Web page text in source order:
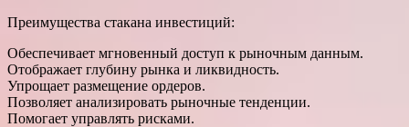
Преимущества стакана инвестиций:
Обеспечивает мгновенный доступ к рыночным данным.
Отображает глубину рынка и ликвидность.
Упрощает размещение ордеров.
Позволяет анализировать рыночные тенденции.
Помогает управлять рисками.